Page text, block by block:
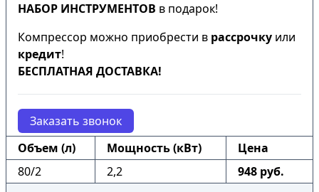
НАБОР ИНСТРУМЕНТОВ в подарок!
Компрессор можно приобрести в рассрочку или
кредит!
БЕСПЛАТНАЯ ДОСТАВКА!
Заказать звонок
Объем (л)
Мощность (кВт)
Цена
80/2
2,2 948 руб.